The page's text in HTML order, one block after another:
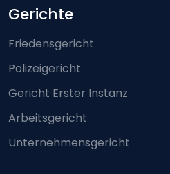
Footer-menu
Gerichte
Friedensgericht
Polizeigericht
Gericht Erster Instanz
Arbeitsgericht
Unternehmensgericht